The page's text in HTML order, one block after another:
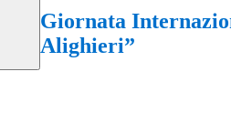
Giornata
Alighieri”